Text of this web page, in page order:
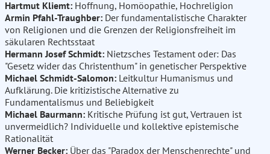
Hartmut Kliemt: Hoffnung, Homöopathie, Hochreligion
Armin Pfahl-Traughber: Der fundamentalistische Charakter
von Religionen und die Grenzen der Religionsfreiheit im
säkularen Rechtsstaat
Hermann Josef Schmidt: Nietzsches Testament oder: Das
"Gesetz wider das Christenthum" in genetischer Perspektive
Michael Schmidt-Salomon: Leitkultur Humanismus und
Aufklärung. Die kritizistische Alternative zu
Fundamentalismus und Beliebigkeit
Michael Baurmann: Kritische Prüfung ist gut, Vertrauen ist
unvermeidlich? Individuelle und kollektive epistemische
Rationalität
Werner Becker: Über das "Paradox der Menschenrechte" und